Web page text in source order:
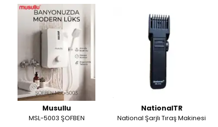
Musullu
MSL-5003 ŞOFBEN
NationalTR
National Şarjlı Tıraş Makinesi